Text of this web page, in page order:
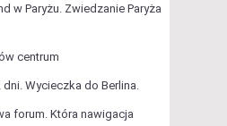
w Paryżu. Zwiedzanie Paryża
centrum
Wycieczka do Berlina.
forum. Która nawigacja